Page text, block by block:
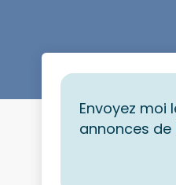
Envoyez moi
annonces de